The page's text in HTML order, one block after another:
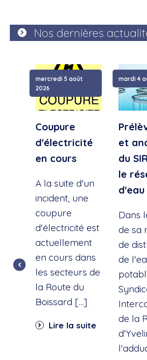
Nos dernières
mercredi 5 août
2026
Coupure
d'électricité
en cours
A la suite d'un
incident, une
coupure
d'électricité est
actuellement
en cours dans
les secteurs de
la Route du
Boissard […]
Lire la suite
mardi 4
et
du
le
Dans
de sa
de
de
de la